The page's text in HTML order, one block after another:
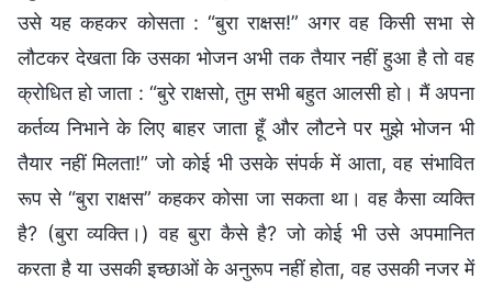
उसे यह कहकर कोसता : “बुरा राक्षस!” अगर वह किसी सभा से
लौटकर देखता कि उसका भोजन अभी तक तैयार नहीं हुआ है तो वह
क्रोधित हो जाता : “बुरे राक्षसो, तुम सभी बहुत आलसी हो। मैं अपना
कर्तव्य निभाने के लिए बाहर जाता हूँ और लौटने पर मुझे भोजन भी
तैयार नहीं मिलता!” जो कोई भी उसके संपर्क में आता, वह संभावित
रूप से “बुरा राक्षस” कहकर कोसा जा सकता था। वह कैसा व्यक्ति
है? (बुरा व्यक्ति।) वह बुरा कैसे है? जो कोई भी उसे अपमानित
करता है या उसकी इच्छाओं के अनुरूप नहीं होता, वह उसकी नजर में